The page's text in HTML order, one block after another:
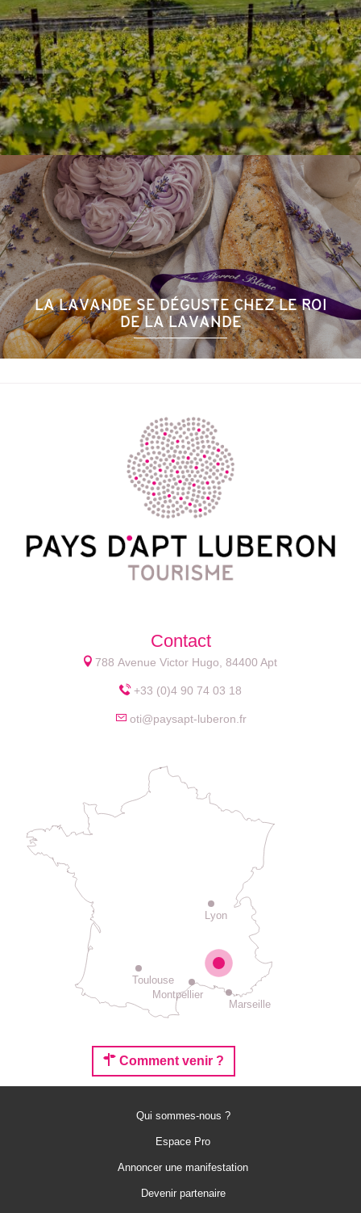
LA LAVANDE SE DÉGUSTE CHEZ LE ROI
DE LA LAVANDE
Contact
788 Avenue Victor Hugo, 84400 Apt
+33 (0)4 90 74 03 18
oti@paysapt-luberon.fr
Lyon
Montpellier
Toulouse
Marseille
Comment venir ?
Qui sommes-nous ?
Espace Pro
Annoncer une manifestation
Devenir partenaire